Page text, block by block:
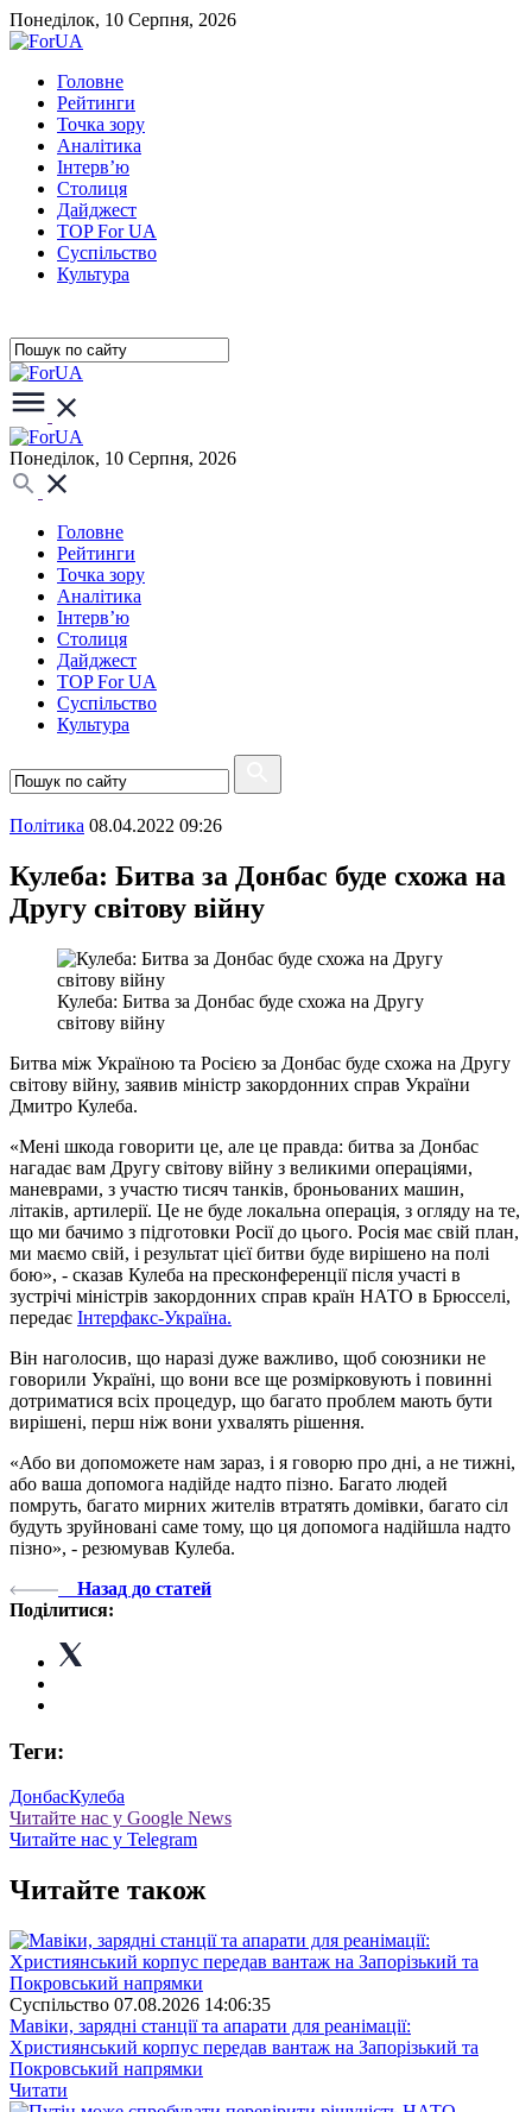
Понеділок, 10 Серпня, 2026
Головне
Рейтинги
Точка зору
Аналітика
Інтерв’ю
Столиця
Дайджест
TOP For UA
Суспiльство
Культура
Понеділок, 10 Серпня, 2026
Головне
Рейтинги
Точка зору
Аналітика
Інтерв’ю
Столиця
Дайджест
TOP For UA
Суспiльство
Культура
Полiтика 08.04.2022 09:26
Кулеба: Битва за Донбас буде схожа на
Другу світову війну
Кулеба: Битва за Донбас буде схожа на Другу
світову війну
Битва між Україною та Росією за Донбас буде схожа на Другу
світову війну, заявив міністр закордонних справ України
Дмитро Кулеба.
«Мені шкода говорити це, але це правда: битва за Донбас
нагадає вам Другу світову війну з великими операціями,
маневрами, з участю тисяч танків, броньованих машин,
літаків, артилерії. Це не буде локальна операція, з огляду на те,
що ми бачимо з підготовки Росії до цього. Росія має свій план,
ми маємо свій, і результат цієї битви буде вирішено на полі
бою», - сказав Кулеба на пресконференції після участі в
зустрічі міністрів закордонних справ країн НАТО в Брюсселі,
передає Інтерфакс-Україна.
Він наголосив, що наразі дуже важливо, щоб союзники не
говорили Україні, що вони все ще розмірковують і повинні
дотриматися всіх процедур, що багато проблем мають бути
вирішені, перш ніж вони ухвалять рішення.
«Або ви допоможете нам зараз, і я говорю про дні, а не тижні,
або ваша допомога надійде надто пізно. Багато людей
помруть, багато мирних жителів втратять домівки, багато сіл
будуть зруйновані саме тому, що ця допомога надійшла надто
пізно», - резюмував Кулеба.
Назад до статей
Поділитися:
Теги:
ДонбасКулеба
Читайте нас у Google News
Читайте нас у Telegram
Читайте також
Суспiльство 07.08.2026 14:06:35
Мавіки, зарядні станції та апарати для реанімації:
Християнський корпус передав вантаж на Запорізький та
Покровський напрямки
Читати